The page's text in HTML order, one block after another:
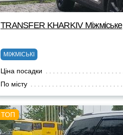
TRANSFER KHARKIV Міжміське
МІЖМІСЬКІ
Ціна посадки
По місту